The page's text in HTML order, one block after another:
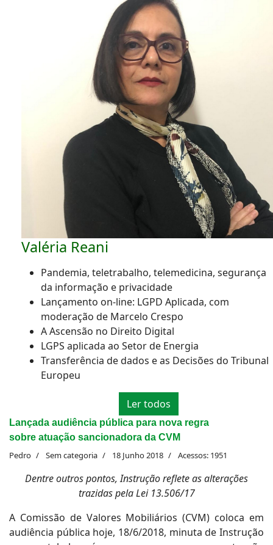
Valéria Reani
Pandemia, teletrabalho, telemedicina, segurança
da informação e privacidade
Lançamento on-line: LGPD Aplicada, com
moderação de Marcelo Crespo
A Ascensão no Direito Digital
LGPS aplicada ao Setor de Energia
Transferência de dados e as Decisões do Tribunal
Europeu
Ler todos
Lançada audiência pública para nova regra
sobre atuação sancionadora da CVM
Pedro Sem categoria 18 Junho 2018 Acessos: 1951
Dentre outros pontos, Instrução reflete as alterações
trazidas pela Lei 13.506/17
A Comissão de Valores Mobiliários (CVM) coloca em
audiência pública hoje, 18/6/2018, minuta de Instrução